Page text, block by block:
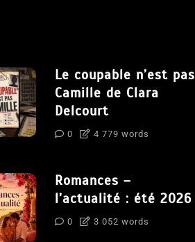
Le coupable n’est pas
Camille de Clara
Delcourt
0 4 779 words
Romances –
l’actualité : été 2026
0 3 052 words